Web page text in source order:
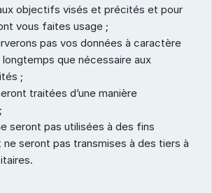
objectifs visés et précités et pour
vous faites usage ;
pas vos données à caractère
que nécessaire aux
;
traitées d’une manière
seront pas utilisées à des fins
seront pas transmises à des tiers à